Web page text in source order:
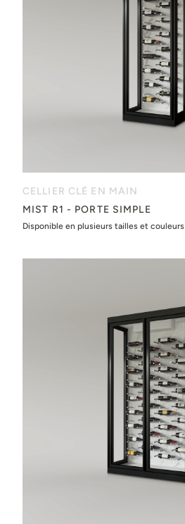
CELLIER CLÉ EN MAIN
MIST R1 - PORTE SIMPLE
Disponible en plusieurs tailles et couleurs